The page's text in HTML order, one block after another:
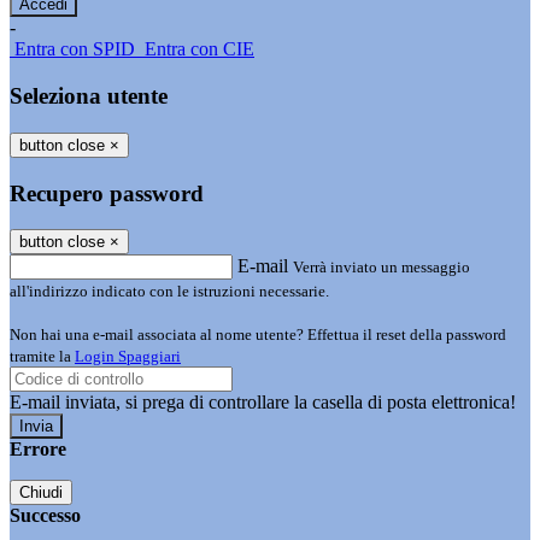
-
Entra con SPID Entra con CIE
Seleziona utente
button close ×
Recupero password
button close ×
E-mail Verrà inviato un messaggio
all'indirizzo indicato con le istruzioni necessarie.
Non hai una e-mail associata al nome utente? Effettua il reset della password
tramite la Login Spaggiari
E-mail inviata, si prega di controllare la casella di posta elettronica!
Errore
Chiudi
Successo